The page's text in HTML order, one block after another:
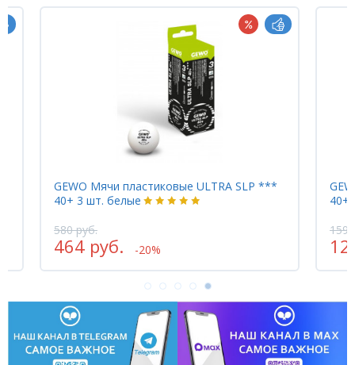
GEWO Мячи пластиковые ULTRA SLP ***
40+ 3 шт. белые
580 руб.
464 руб. -20%
40+